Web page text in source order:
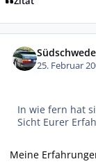
Südschwede
25. Februar
In wie fern hat
Sicht Eurer
Meine